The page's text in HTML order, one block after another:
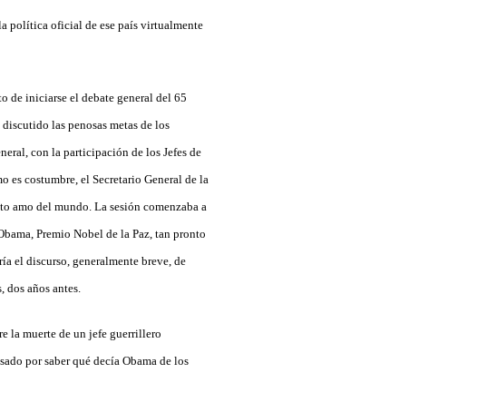
política oficial de ese país virtualmente
de iniciarse el debate general del 65
las penosas metas de los
con la participación de los Jefes de
es costumbre, el Secretario General de la
amo del mundo. La sesión comenzaba a
Premio Nobel de la Paz, tan pronto
el discurso, generalmente breve, de
dos años antes.
la muerte de un jefe guerrillero
por saber qué decía Obama de los